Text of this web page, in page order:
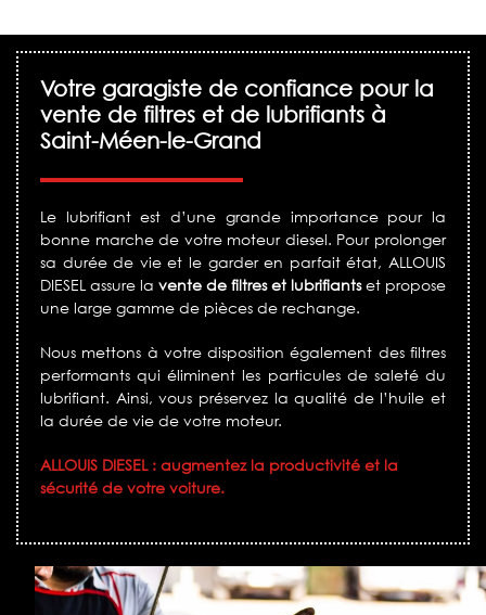
Votre garagiste de confiance pour la
vente de filtres et de lubrifiants à
Saint-Méen-le-Grand
Le lubrifiant est d’une grande importance pour la
bonne marche de votre moteur diesel. Pour prolonger
sa durée de vie et le garder en parfait état, ALLOUIS
DIESEL assure la vente de filtres et lubrifiantset propose
une large gamme de pièces de rechange.
Nous mettons à votre disposition également des filtres
performants qui éliminent les particules de saleté du
lubrifiant. Ainsi, vous préservez la qualité de l’huile et
la durée de vie de votre moteur.
ALLOUIS DIESEL : augmentez la productivité et la
sécurité de votre voiture.